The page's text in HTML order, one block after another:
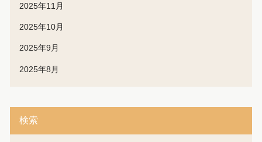
2025年11月
2025年10月
2025年9月
2025年8月
検索